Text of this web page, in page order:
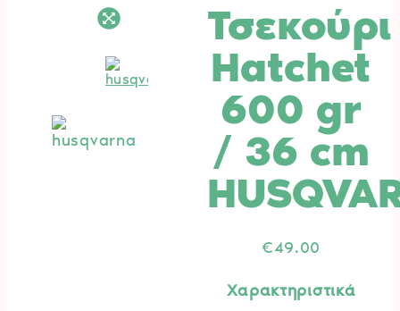
Τσεκούρι
Hatchet
600 gr
/ 36 cm
€49.00
Χαρακτηριστικά